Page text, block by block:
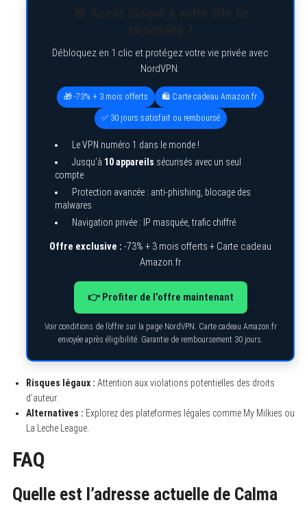
Débloquez en 1 clic et protégez votre vie privée avec
NordVPN.
🎁 -73% + 3 mois offerts 🛍️ Carte cadeau Amazon.fr
✅ 30 jours satisfait ou remboursé
Le VPN numéro 1 dans le monde !
Jusqu’à 10 appareils sécurisés avec un seul
compte
Protection avancée : anti-phishing, blocage des
malwares
Navigation privée : IP masquée, trafic chiffré
Offre exclusive : -73% + 3 mois offerts + Carte cadeau
Amazon.fr
👉 Profiter de l’offre maintenant
Voir conditions de l’offre sur la page NordVPN. Carte cadeau Amazon.fr
envoyée après éligibilité. Garantie de remboursement 30 jours.
Risques légaux : Attention aux violations potentielles des droits
d’auteur.
Alternatives : Explorez des plateformes légales comme My Milkies ou
La Leche League.
FAQ
Quelle est l’adresse actuelle de Calma